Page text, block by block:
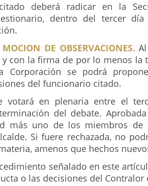
deberá radicar en la
dentro del tercer
DE OBSERVACIONES.
con la firma de por lo menos la
Corporación se podrá
del funcionario citado.
votará en plenaria entre el
del debate.
más uno de los miembros de
Si fuere rechazada, no
amenos que hechos
señalado en este
o las decisiones del Contralor